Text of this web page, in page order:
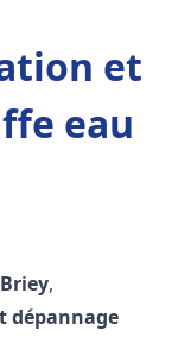
et
eau
Briey,
dépannage